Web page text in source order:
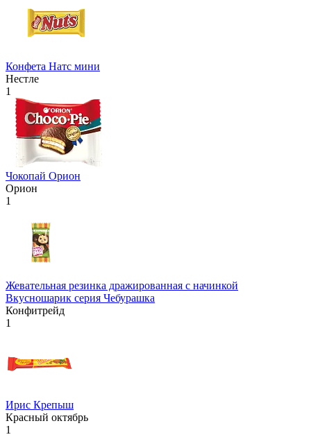
Конфета Натс мини
Нестле
1
Чокопай Орион
Орион
1
Жевательная резинка дражированная с начинкой
Вкусношарик серия Чебурашка
Конфитрейд
1
Ирис Крепыш
Красный октябрь
1